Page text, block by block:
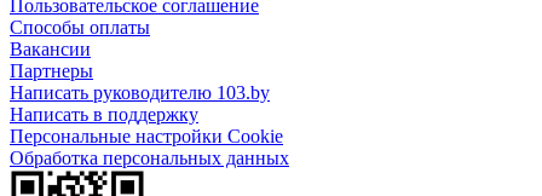
Пользовательское соглашение
Способы оплаты
Вакансии
Партнеры
Написать руководителю 103.by
Написать в поддержку
Персональные настройки Cookie
Обработка персональных данных